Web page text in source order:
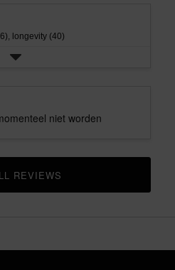
longevity (40)
niet worden
CLICK TO GO TO ALL REVIEWS